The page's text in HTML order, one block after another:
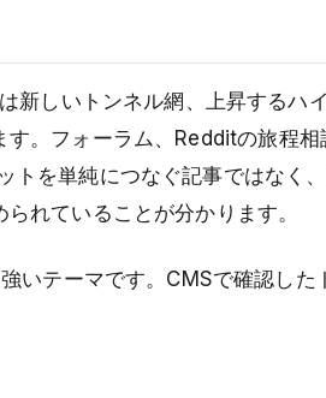
新しいトンネル網、上昇するハ
。フォーラム、Redditの旅程相
を単純につなぐ記事ではなく
れていることが分かります。
いテーマです。CMSで確認した